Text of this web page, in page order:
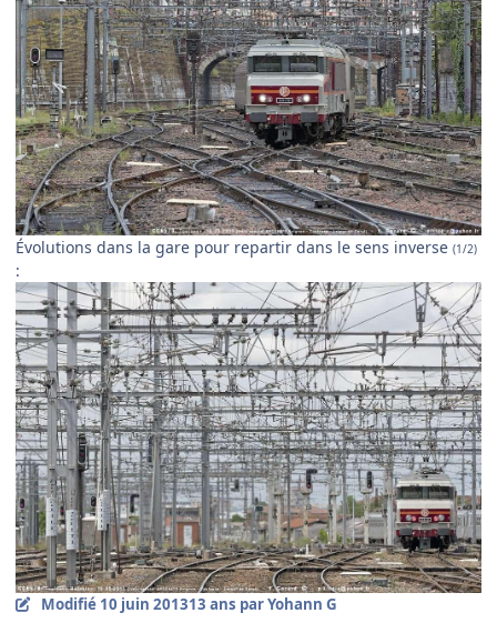
Évolutions dans la gare pour repartir dans le sens inverse (1/2)
:
Modifié 10 juin 201313 ans par Yohann G